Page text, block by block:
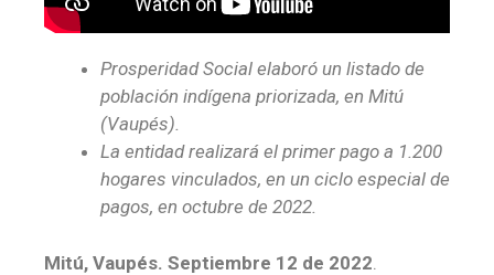
Prosperidad Social elaboró un listado de
población indígena priorizada, en Mitú
(Vaupés).
La entidad realizará el primer pago a 1.200
hogares vinculados, en un ciclo especial de
pagos, en octubre de 2022.
Mitú, Vaupés. Septiembre 12 de 2022